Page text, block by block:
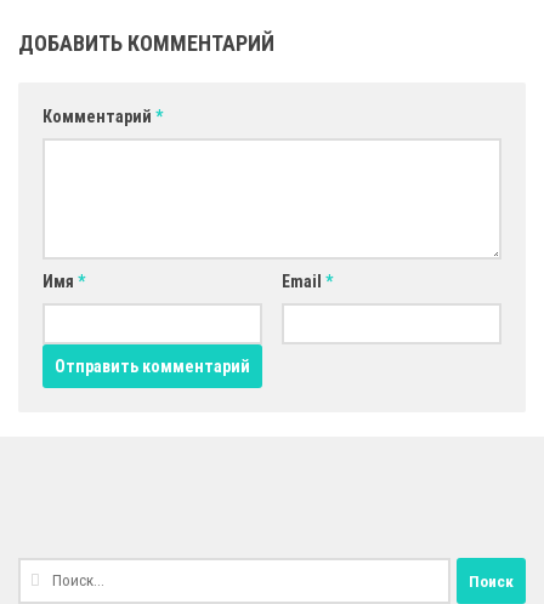
ДОБАВИТЬ КОММЕНТАРИЙ
Комментарий *
Имя * Email *
Найти: